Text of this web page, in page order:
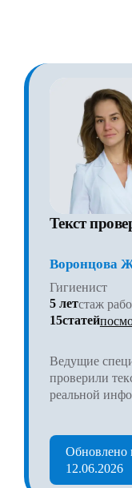
Текст
Воронцова
Гигиенист
5 летстаж
15статей
Ведущие
проверили
реальной
Обновлено
12.06.2026